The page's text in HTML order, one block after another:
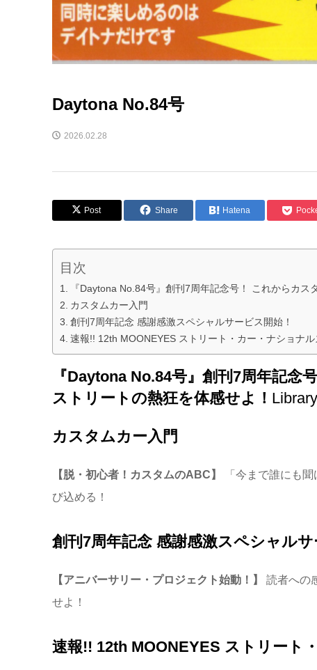
Daytona No.84号
2026.02.28
Post Share Hatena
目次
『Daytona No.84号』創刊7周年記念号！ これからカ
カスタムカー入門
創刊7周年記念 感謝感激スペシャルサービス開始！
速報!! 12th MOONEYES ストリート・カー・ナショナル
『Daytona No.84号』創刊7周年記
ストリートの熱狂を体感せよ！
カスタムカー入門
【脱・初心者！カスタムのABC】 「今まで誰にも
び込める！
創刊7周年記念 感謝感激スペシャルサ
【アニバーサリー・プロジェクト始動！】 読者への
せよ！
速報!! 12th MOONEYES ストリート